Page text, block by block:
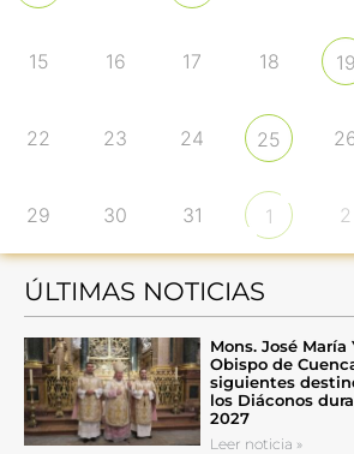
15 16 17 18 19
22 23 24 25
29 30 31 1 2
ÚLTIMAS NOTICIAS
Mons. José María
Obispo de
siguientes
los Diáconos
2027
Leer noticia »